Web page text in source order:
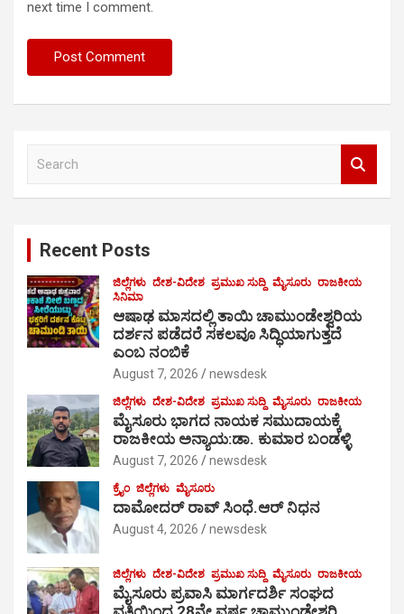
next time I comment.
Recent Posts
ಜಿಲ್ಲೆಗಳು ದೇಶ-ವಿದೇಶ ಪ್ರಮುಖ ಸುದ್ದಿ ಮೈಸೂರು ರಾಜಕೀಯ
ಸಿನಿಮಾ
ಆಷಾಢ ಮಾಸದಲ್ಲಿ ತಾಯಿ ಚಾಮುಂಡೇಶ್ವರಿಯ
ದರ್ಶನ ಪಡೆದರೆ ಸಕಲವೂ ಸಿದ್ಧಿಯಾಗುತ್ತದೆ
ಎಂಬ ನಂಬಿಕೆ
August 7, 2026 newsdesk
ಜಿಲ್ಲೆಗಳು ದೇಶ-ವಿದೇಶ ಪ್ರಮುಖ ಸುದ್ದಿ ಮೈಸೂರು ರಾಜಕೀಯ
ಮೈಸೂರು ಭಾಗದ ನಾಯಕ ಸಮುದಾಯಕ್ಕೆ
ರಾಜಕೀಯ ಅನ್ಯಾಯ:ಡಾ. ಕುಮಾರ ಬಂಡಳ್ಳಿ
August 7, 2026 newsdesk
ಕ್ರೈಂ ಜಿಲ್ಲೆಗಳು ಮೈಸೂರು
ದಾಮೋದರ್ ರಾವ್ ಸಿಂಧೆ.ಆರ್ ನಿಧನ
August 4, 2026 newsdesk
ಜಿಲ್ಲೆಗಳು ದೇಶ-ವಿದೇಶ ಪ್ರಮುಖ ಸುದ್ದಿ ಮೈಸೂರು ರಾಜಕೀಯ
ಮೈಸೂರು ಪ್ರವಾಸಿ ಮಾರ್ಗದರ್ಶಿ ಸಂಘದ